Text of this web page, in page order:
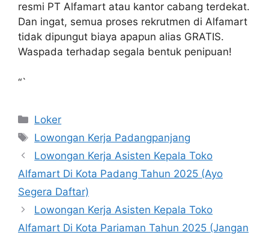
resmi PT Alfamart atau kantor cabang terdekat.
Dan ingat, semua proses rekrutmen di Alfamart
tidak dipungut biaya apapun alias GRATIS.
Waspada terhadap segala bentuk penipuan!
“`
Kategori
Loker
Tag
Lowongan Kerja Padangpanjang
Lowongan Kerja Asisten Kepala Toko
Alfamart Di Kota Padang Tahun 2025 (Ayo
Segera Daftar)
Lowongan Kerja Asisten Kepala Toko
Alfamart Di Kota Pariaman Tahun 2025 (Jangan